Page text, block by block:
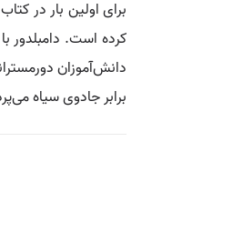
برای اولین بار در
کرده است. دامبلدور
دانش‌آموزان
برابر جادوی سیاه